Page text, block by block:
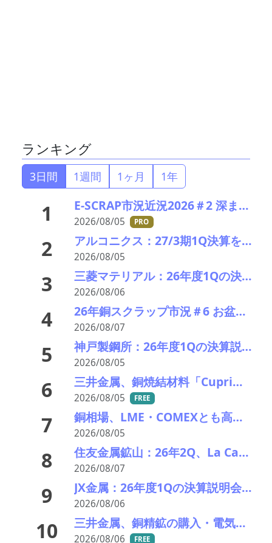
ランキング
3日間 1週間 1ヶ月 1年
1 E-SCRAP市況近況2026＃2 深まりゆくそれぞれの秋景色!?――ＪＸ金属、三菱マテリアルのいま
2026/08/05 PRO
2 アルコニクス：27/3期1Q決算を発表。業績見通し、配当を修正
2026/08/05
3 三菱マテリアル：26年度1Qの決算説明会を開催。業績見通しを大幅上方修正
2026/08/06
4 26年銅スクラップ市況＃6 お盆休暇前の異例の上げ相場――一気に40円上げ
2026/08/07
5 神戸製鋼所：26年度1Qの決算説明会を開催。売上高のみ上方修正だが・・・
2026/08/05
6 三井金属、銅焼結材料「Cuprima」が初の量産採用決定
2026/08/05 FREE
7 銅相場、LME・COMEXとも高値更新 米国向け流入と中国の供給逼迫が相場押し上げ
2026/08/05
8 住友金属鉱山：26年2Q、La Candelariaのキャッシュコストは・・・
2026/08/07
9 JX金属：26年度1Qの決算説明会を開催。業績見通しを上方修正
2026/08/06
10 三井金属、銅精鉱の購入・電気銅販売の事業統合の効力発生日を27年2月に延期
2026/08/06 FREE